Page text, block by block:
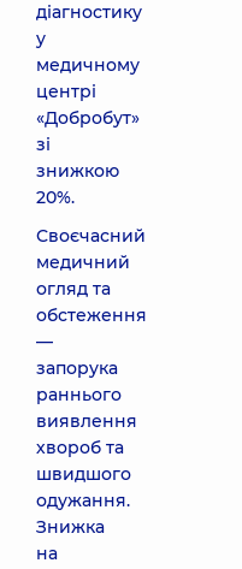
діагностику
у
медичному
центрі
«Добробут»
зі
знижкою
20%.
Своєчасний
медичний
огляд та
обстеження
—
запорука
раннього
виявлення
хвороб та
швидшого
одужання.
Знижка
на